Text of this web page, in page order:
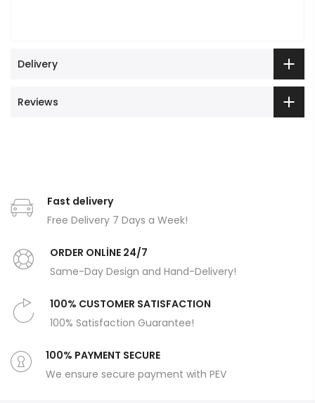
Delivery
Reviews
Fast delivery
Free Delivery 7 Days a Week!
ORDER ONLİNE 24/7
Same-Day Design and Hand-Delivery!
100% CUSTOMER SATISFACTION
100% Satisfaction Guarantee!
100% PAYMENT SECURE
We ensure secure payment with PEV